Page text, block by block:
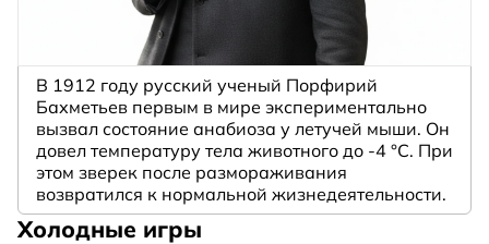
В 1912 году русский ученый Порфирий
Бахметьев первым в мире экспериментально
вызвал состояние анабиоза у летучей мыши. Он
довел температуру тела животного до -4 °C. При
этом зверек после размораживания
возвратился к нормальной жизнедеятельности.
Холодные игры